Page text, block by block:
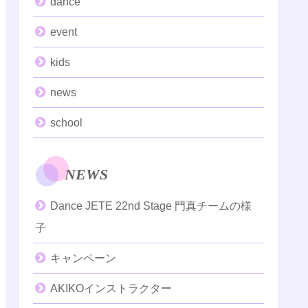
event
kids
news
school
NEWS
Dance JETE 22nd Stage 門真チームの様
子
キャンペーン
AKIKOインストラクター